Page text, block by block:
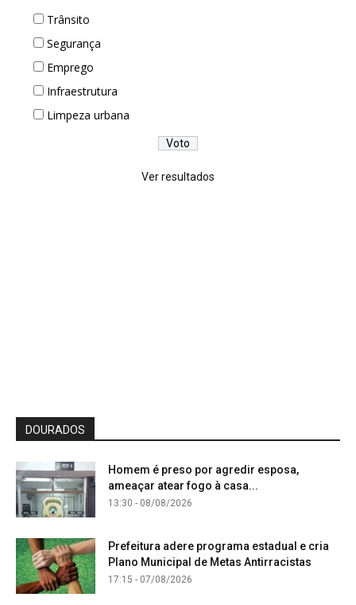
Trânsito
Segurança
Emprego
Infraestrutura
Limpeza urbana
Ver resultados
DOURADOS
Homem é preso por agredir esposa,
ameaçar atear fogo à casa...
13:30 - 08/08/2026
Prefeitura adere programa estadual e cria
Plano Municipal de Metas Antirracistas
17:15 - 07/08/2026